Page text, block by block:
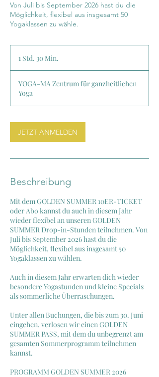
Von Juli bis September 2026 hast du die
Möglichkeit, flexibel aus insgesamt 50
Yogaklassen zu wähle.
1 Std. 30 Min.
d
0
i
n
.
YOGA-MA Zentrum für ganzheitlichen
Yoga
JETZT ANMELDEN
Beschreibung
Mit dem GOLDEN SUMMER 10ER-TICKET
oder Abo kannst du auch in diesem Jahr
wieder flexibel an unseren GOLDEN
SUMMER Drop-in-Stunden teilnehmen. Von
Juli bis September 2026 hast du die
Möglichkeit, flexibel aus insgesamt 50
Yogaklassen zu wählen.
Auch in diesem Jahr erwarten dich wieder
besondere Yogastunden und kleine Specials
als sommerliche Überraschungen.
Unter allen Buchungen, die bis zum 30. Juni
eingehen, verlosen wir einen GOLDEN
SUMMER PASS, mit dem du unbegrenzt am
gesamten Sommerprogramm teilnehmen
kannst.
PROGRAMM GOLDEN SUMMER 2026